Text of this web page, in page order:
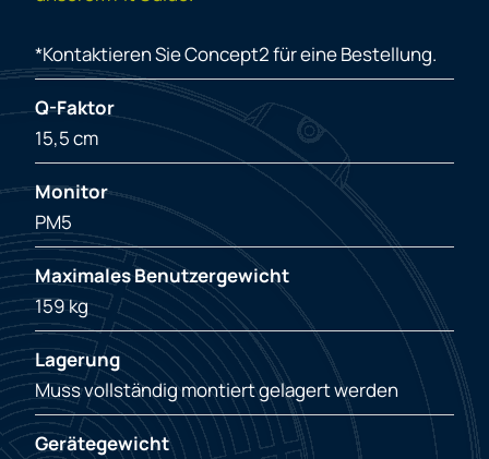
*Kontaktieren Sie Concept2 für eine Bestellung.
Q-Faktor
15,5 cm
Monitor
PM5
Maximales Benutzergewicht
159 kg
Lagerung
Muss vollständig montiert gelagert werden
Gerätegewicht